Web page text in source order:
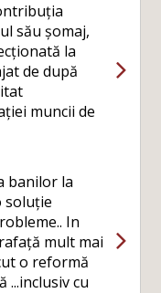
său șomaj,
la
de după
muncii de
banilor la
soluție
In
mult mai
o reformă
cu